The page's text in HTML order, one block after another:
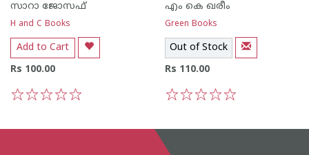
സാറാ ജോസഫ്
H and C Books
Add to Cart
Rs 100.00
എം കെ ഖരീം
Green Books
Out of Stock
Rs 110.00